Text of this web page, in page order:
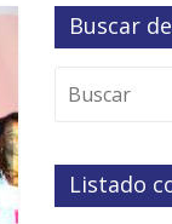
Buscar
Listado